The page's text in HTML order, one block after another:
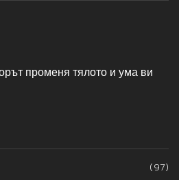
променя тялото и ума ви
(97)